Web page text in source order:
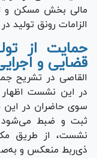
مالی بخش مسکن و
الزامات رونق تولید
حمایت از
قضایی و
القاصی در تشریح
در این نشست اظهار
سوی حاضران در این
ثبت و ضبط می‌شود
نشست، از طریق
ذی‌ربط منعکس و